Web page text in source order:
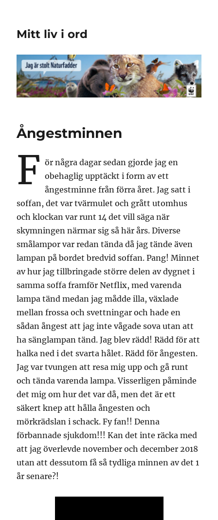
Mitt liv i ord
Ångestminnen
F ör några dagar sedan gjorde jag en
obehaglig upptäckt i form av ett
ångestminne från förra året. Jag satt i
soffan, det var tvärmulet och grått utomhus
och klockan var runt 14 det vill säga när
skymningen närmar sig så här års. Diverse
smålampor var redan tända då jag tände även
lampan på bordet bredvid soffan. Pang! Minnet
av hur jag tillbringade större delen av dygnet i
samma soffa framför Netflix, med varenda
lampa tänd medan jag mådde illa, växlade
mellan frossa och svettningar och hade en
sådan ångest att jag inte vågade sova utan att
ha sänglampan tänd. Jag blev rädd! Rädd för att
halka ned i det svarta hålet. Rädd för ångesten.
Jag var tvungen att resa mig upp och gå runt
och tända varenda lampa. Visserligen påminde
det mig om hur det var då, men det är ett
säkert knep att hålla ångesten och
mörkrädslan i schack. Fy fan!! Denna
förbannade sjukdom!!! Kan det inte räcka med
att jag överlevde november och december 2018
utan att dessutom få så tydliga minnen av det 1
år senare?!